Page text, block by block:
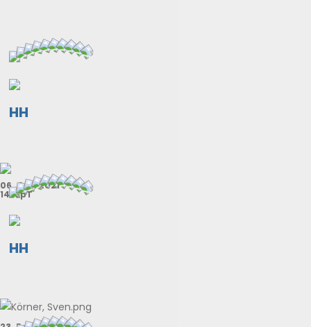
HH
06. Okt. 2021
14. SpT
HH